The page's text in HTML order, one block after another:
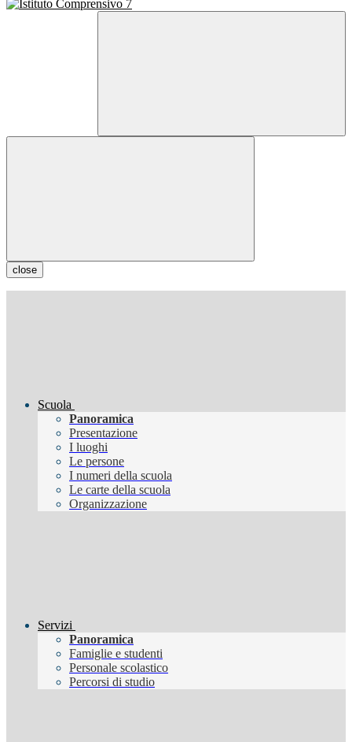
close
Scuola
Panoramica
Presentazione
I luoghi
Le persone
I numeri della scuola
Le carte della scuola
Organizzazione
Servizi
Panoramica
Famiglie e studenti
Personale scolastico
Percorsi di studio